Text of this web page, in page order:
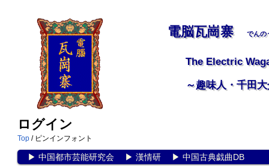
電脳瓦崗寨 でんの
The Electric
～趣味人・千田
ログイン
Top / ピンインフォント
▶ 中国都市芸能研究会▶ 漢情研▶ 中国古典戯曲DB